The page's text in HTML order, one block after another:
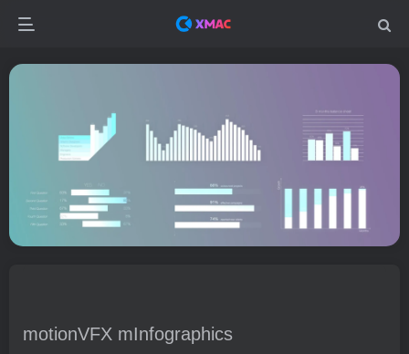
motionVFX mInfographics